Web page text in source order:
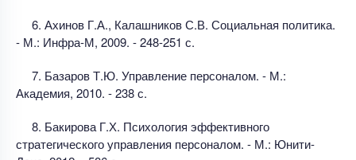
6. Ахинов Г.А., Калашников С.В. Социальная политика.
- М.: Инфра-М, 2009. - 248-251 с.
7. Базаров Т.Ю. Управление персоналом. - М.:
Академия, 2010. - 238 с.
8. Бакирова Г.Х. Психология эффективного
стратегического управления персоналом. - М.: Юнити-